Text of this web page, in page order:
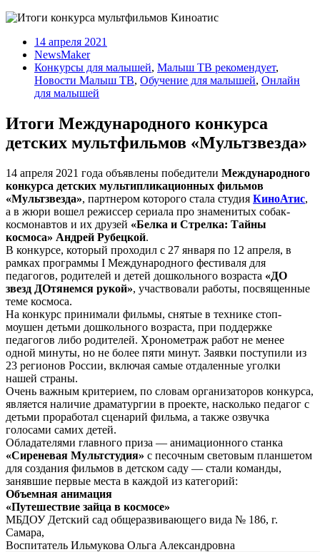
14 апреля 2021
NewsMaker
Конкурсы для малышей, Малыш ТВ рекомендует,
Новости Малыш ТВ, Обучение для малышей, Онлайн
для малышей
Итоги Международного конкурса
детских мультфильмов «Мультзвезда»
14 апреля 2021 года объявлены победители Международного
конкурса детских мультипликационных фильмов
«Мультзвезда», партнером которого стала студия КиноАтис,
а в жюри вошел режиссер сериала про знаменитых собак-
космонавтов и их друзей «Белка и Стрелка: Тайны
космоса» Андрей Рубецкой.
В конкурсе, который проходил с 27 января по 12 апреля, в
рамках программы I Международного фестиваля для
педагогов, родителей и детей дошкольного возраста «ДО
звезд ДОтянемся рукой», участвовали работы, посвященные
теме космоса.
На конкурс принимали фильмы, снятые в технике стоп-
моушен детьми дошкольного возраста, при поддержке
педагогов либо родителей. Хронометраж работ не менее
одной минуты, но не более пяти минут. Заявки поступили из
23 регионов России, включая самые отдаленные уголки
нашей страны.
Очень важным критерием, по словам организаторов конкурса,
является наличие драматургии в проекте, насколько педагог с
детьми проработал сценарий фильма, а также озвучка
голосами самих детей.
Обладателями главного приза — анимационного станка
«Сиреневая Мультстудия» с песочным световым планшетом
для создания фильмов в детском саду — стали команды,
занявшие первые места в каждой из категорий:
Объемная анимация
«Путешествие зайца в космосе»
МБДОУ Детский сад общеразвивающего вида № 186, г.
Самара,
Воспитатель Ильмукова Ольга Александровна